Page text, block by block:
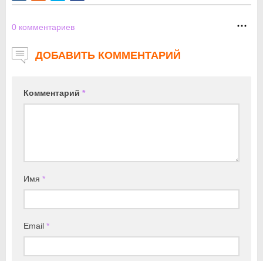
0 комментариев
ДОБАВИТЬ КОММЕНТАРИЙ
Комментарий *
Имя *
Email *